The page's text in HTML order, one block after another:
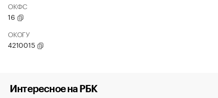
ОКФС
16
ОКОГУ
4210015
Интересное на РБК